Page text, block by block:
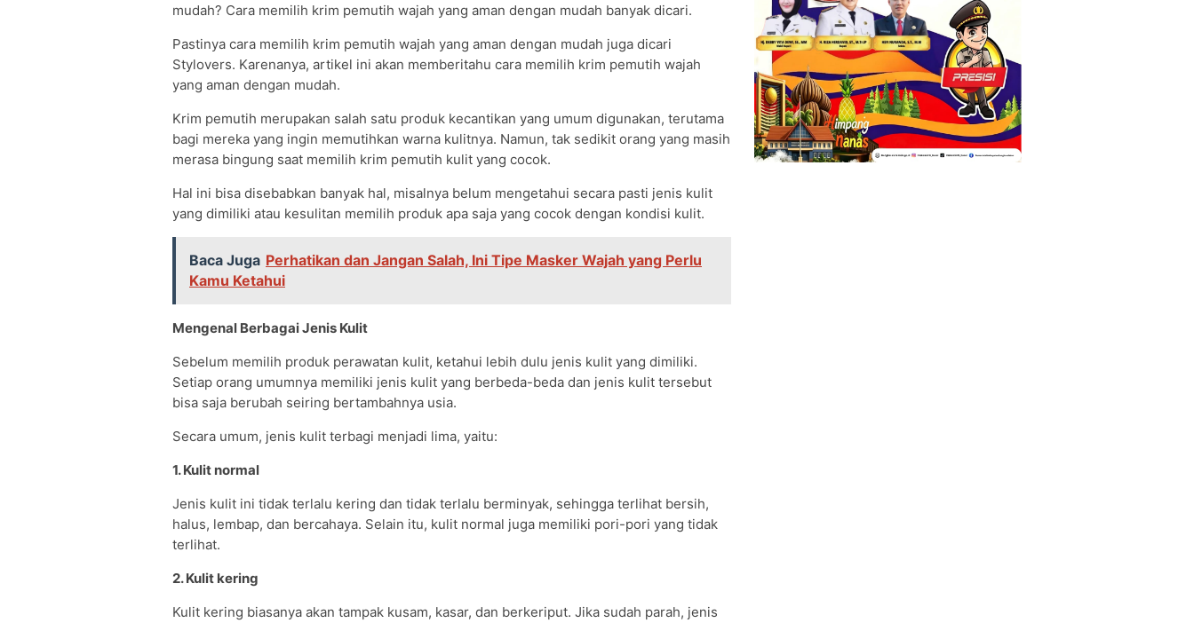
mudah? Cara memilih krim pemutih wajah yang aman dengan mudah banyak dicari.
Pastinya cara memilih krim pemutih wajah yang aman dengan mudah juga dicari
Stylovers. Karenanya, artikel ini akan memberitahu cara memilih krim pemutih wajah
yang aman dengan mudah.
Krim pemutih merupakan salah satu produk kecantikan yang umum digunakan, terutama
bagi mereka yang ingin memutihkan warna kulitnya. Namun, tak sedikit orang yang masih
merasa bingung saat memilih krim pemutih kulit yang cocok.
Hal ini bisa disebabkan banyak hal, misalnya belum mengetahui secara pasti jenis kulit
yang dimiliki atau kesulitan memilih produk apa saja yang cocok dengan kondisi kulit.
Baca Juga Perhatikan dan Jangan Salah, Ini Tipe Masker Wajah yang Perlu
Kamu Ketahui
Mengenal Berbagai Jenis Kulit
Sebelum memilih produk perawatan kulit, ketahui lebih dulu jenis kulit yang dimiliki.
Setiap orang umumnya memiliki jenis kulit yang berbeda-beda dan jenis kulit tersebut
bisa saja berubah seiring bertambahnya usia.
Secara umum, jenis kulit terbagi menjadi lima, yaitu:
1. Kulit normal
Jenis kulit ini tidak terlalu kering dan tidak terlalu berminyak, sehingga terlihat bersih,
halus, lembap, dan bercahaya. Selain itu, kulit normal juga memiliki pori-pori yang tidak
terlihat.
2. Kulit kering
Kulit kering biasanya akan tampak kusam, kasar, dan berkeriput. Jika sudah parah, jenis